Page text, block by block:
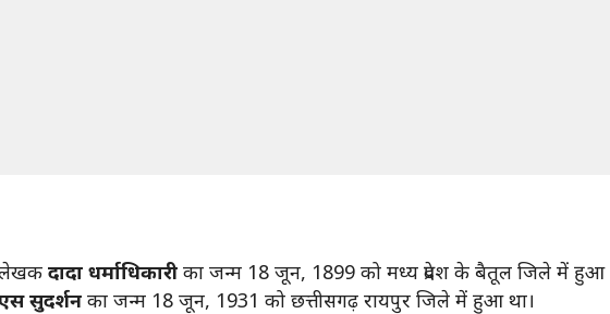
लेखक दादा धर्माधिकारी का जन्म 18 जून, 1899 को मध्य प्रदेश के बैतूल जिले में हुआ
सुदर्शन का जन्म 18 जून, 1931 को छत्तीसगढ़ रायपुर जिले में हुआ था।